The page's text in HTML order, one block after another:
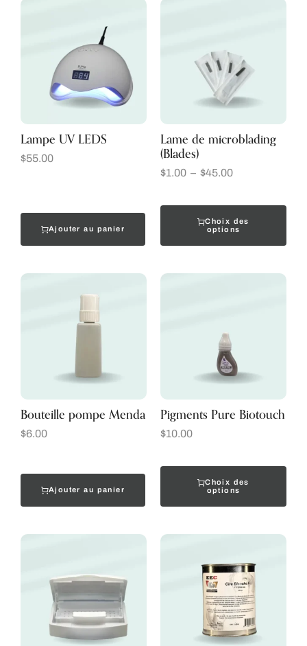
Lampe UV LEDS
$55.00
Ajouter au panier
Lame de microblading
(Blades)
$1.00 – $45.00
Choix des
options
Bouteille pompe Menda
$6.00
Ajouter au panier
Pigments Pure Biotouch
$10.00
Choix des
options